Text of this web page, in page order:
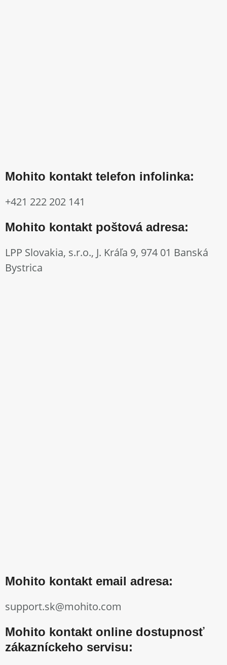
Mohito kontakt telefon infolinka:
+421 222 202 141
Mohito kontakt poštová adresa:
LPP Slovakia, s.r.o., J. Kráľa 9, 974 01 Banská
Bystrica
Mohito kontakt email adresa:
support.sk@mohito.com
Mohito kontakt online dostupnosť
zákazníckeho servisu: